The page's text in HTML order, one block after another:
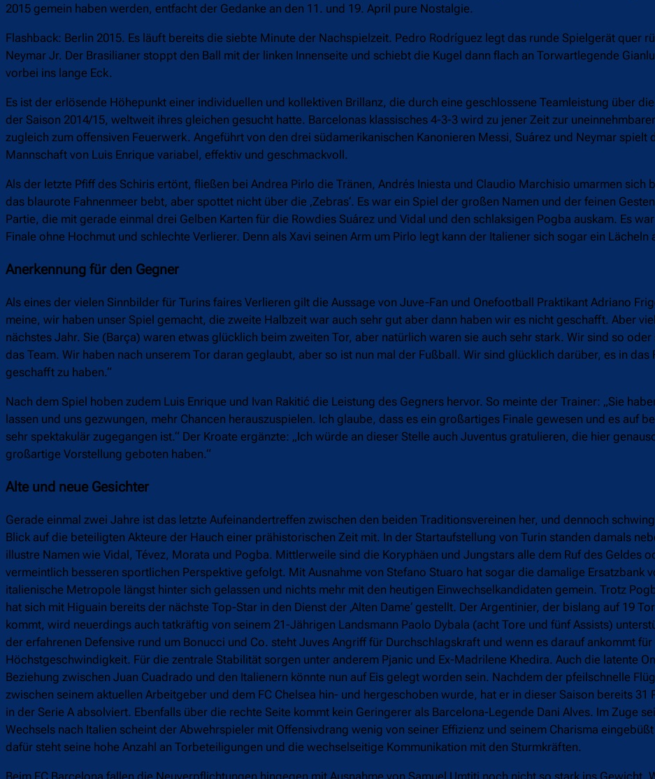
2015 gemein haben werden, entfacht der Gedanke an den 11. und 19. April pure Nostalgie.
Flashback: Berlin 2015. Es läuft bereits die siebte Minute der Nachspielzeit. Pedro Rodríguez legt das runde Spielgerät quer
Neymar Jr. Der Brasilianer stoppt den Ball mit der linken Innenseite und schiebt die Kugel dann flach an Torwartlegende
vorbei ins lange Eck.
Es ist der erlösende Höhepunkt einer individuellen und kollektiven Brillanz, die durch eine geschlossene Teamleistung über
der Saison 2014/15, weltweit ihres gleichen gesucht hatte. Barcelonas klassisches 4-3-3 wird zu jener Zeit zur
zugleich zum offensiven Feuerwerk. Angeführt von den drei südamerikanischen Kanonieren Messi, Suárez und Neymar spielt
Mannschaft von Luis Enrique variabel, effektiv und geschmackvoll.
Als der letzte Pfiff des Schiris ertönt, fließen bei Andrea Pirlo die Tränen, Andrés Iniesta und Claudio Marchisio umarmen sich
das blaurote Fahnenmeer bebt, aber spottet nicht über die ‚Zebras‘. Es war ein Spiel der großen Namen und der feinen
Partie, die mit gerade einmal drei Gelben Karten für die Rowdies Suárez und Vidal und den schlaksigen Pogba auskam. Es
Finale ohne Hochmut und schlechte Verlierer. Denn als Xavi seinen Arm um Pirlo legt kann der Italiener sich sogar ein Lächeln
Anerkennung für den Gegner
Als eines der vielen Sinnbilder für Turins faires Verlieren gilt die Aussage von Juve-Fan und Onefootball Praktikant Adriano
meine, wir haben unser Spiel gemacht, die zweite Halbzeit war auch sehr gut aber dann haben wir es nicht geschafft. Aber
nächstes Jahr. Sie (Barça) waren etwas glücklich beim zweiten Tor, aber natürlich waren sie auch sehr stark. Wir sind so oder
das Team. Wir haben nach unserem Tor daran geglaubt, aber so ist nun mal der Fußball. Wir sind glücklich darüber, es in das
geschafft zu haben.“
Nach dem Spiel hoben zudem Luis Enrique und Ivan Rakitić die Leistung des Gegners hervor. So meinte der Trainer: „Sie
lassen und uns gezwungen, mehr Chancen herauszuspielen. Ich glaube, dass es ein großartiges Finale gewesen und es auf
sehr spektakulär zugegangen ist.“ Der Kroate ergänzte: „Ich würde an dieser Stelle auch Juventus gratulieren, die hier
großartige Vorstellung geboten haben.“
Alte und neue Gesichter
Gerade einmal zwei Jahre ist das letzte Aufeinandertreffen zwischen den beiden Traditionsvereinen her, und dennoch
Blick auf die beteiligten Akteure der Hauch einer prähistorischen Zeit mit. In der Startaufstellung von Turin standen damals
illustre Namen wie Vidal, Tévez, Morata und Pogba. Mittlerweile sind die Koryphäen und Jungstars alle dem Ruf des Geldes
vermeintlich besseren sportlichen Perspektive gefolgt. Mit Ausnahme von Stefano Stuaro hat sogar die damalige Ersatzbank
italienische Metropole längst hinter sich gelassen und nichts mehr mit den heutigen Einwechselkandidaten gemein. Trotz
hat sich mit Higuain bereits der nächste Top-Star in den Dienst der ‚Alten Dame‘ gestellt. Der Argentinier, der bislang auf 19
kommt, wird neuerdings auch tatkräftig von seinem 21-Jährigen Landsmann Paolo Dybala (acht Tore und fünf Assists)
der erfahrenen Defensive rund um Bonucci und Co. steht Juves Angriff für Durchschlagskraft und wenn es darauf ankommt für
Höchstgeschwindigkeit. Für die zentrale Stabilität sorgen unter anderem Pjanic und Ex-Madrilene Khedira. Auch die latente
Beziehung zwischen Juan Cuadrado und den Italienern könnte nun auf Eis gelegt worden sein. Nachdem der pfeilschnelle
zwischen seinem aktuellen Arbeitgeber und dem FC Chelsea hin- und hergeschoben wurde, hat er in dieser Saison bereits 31
in der Serie A absolviert. Ebenfalls über die rechte Seite kommt kein Geringerer als Barcelona-Legende Dani Alves. Im Zuge
Wechsels nach Italien scheint der Abwehrspieler mit Offensivdrang wenig von seiner Effizienz und seinem Charisma
dafür steht seine hohe Anzahl an Torbeteiligungen und die wechselseitige Kommunikation mit den Sturmkräften.
Beim FC Barcelona fallen die Neuverpflichtungen hingegen mit Ausnahme von Samuel Umtiti noch nicht so stark ins Gewicht.